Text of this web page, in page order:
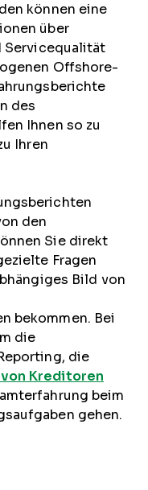
können eine
über
Servicequalität
Offshore-
des
Ihnen so zu
Ihren
den
Sie direkt
Fragen
Bild von
bekommen. Bei
die
die
Kreditoren
beim
gehen.